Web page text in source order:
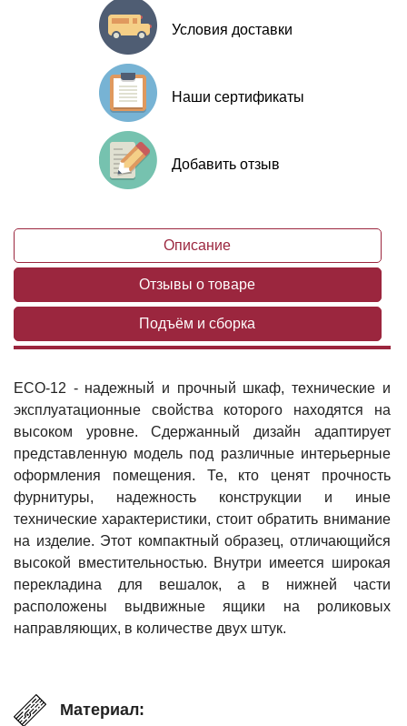
Условия доставки
Наши сертификаты
Добавить отзыв
Описание
Отзывы о товаре
Подъём и сборка
ECO-12 - надежный и прочный шкаф, технические и
эксплуатационные свойства которого находятся на
высоком уровне. Сдержанный дизайн адаптирует
представленную модель под различные интерьерные
оформления помещения. Те, кто ценят прочность
фурнитуры, надежность конструкции и иные
технические характеристики, стоит обратить внимание
на изделие. Этот компактный образец, отличающийся
высокой вместительностью. Внутри имеется широкая
перекладина для вешалок, а в нижней части
расположены выдвижные ящики на роликовых
направляющих, в количестве двух штук.
Материал: